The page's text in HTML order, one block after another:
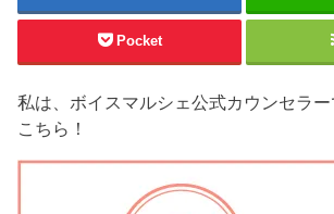
Pocket
私は、ボイスマルシェ公式カウンセラ
こちら！